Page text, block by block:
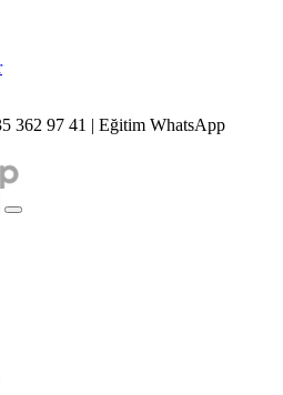
362 97 41 | Eğitim WhatsApp